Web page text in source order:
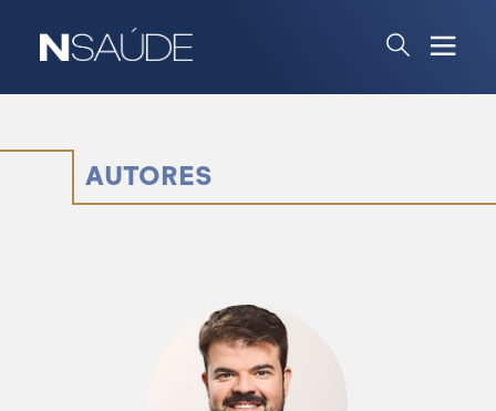
AUTORES